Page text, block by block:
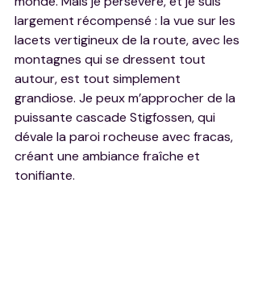
largement récompensé : la vue sur les
lacets vertigineux de la route, avec les
montagnes qui se dressent tout
autour, est tout simplement
grandiose. Je peux m’approcher de la
puissante cascade Stigfossen, qui
dévale la paroi rocheuse avec fracas,
créant une ambiance fraîche et
tonifiante.